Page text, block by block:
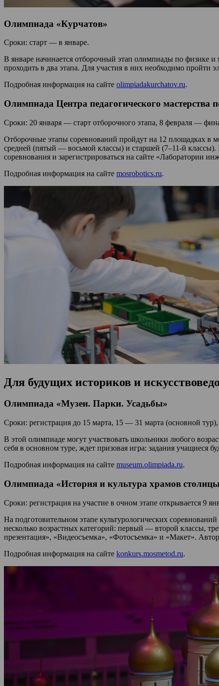
Олимпиада «Курчатов»
Сроки: старт — в январе.
В январе начинается отборочный этап олимпиады по физике
проходить в два этапа. Для участия в них необходимо пройти
Подробная информация на сайте olimpiadakurchatov.ru.
Олимпиада Центра педагогического мастерства
Сроки: 20 января — старт отборочного этапа, 8 февраля —
Отборочные этапы соревнований пройдут на 12 площадках в
средней (пятый — восьмой классы) и старшей (7–11-й
соревнования и зарегистрироваться на сайте «Лаборатории
Подробная информация на сайте mosrobotics.ru.
Для будущих историков и
Олимпиада «Музеи. Парки. Усадьбы»
Сроки: регистрация до 15 марта, 15 — 31 марта (основной
В этой олимпиаде могут участвовать школьники любого
себя в основном туре, ждет призовая игра: задания учащиеся
Подробная информация на сайте museum.olimpiada.ru.
Олимпиада «История и культура храмов
Сроки: регистрация на участие в очном этапе открывается 9
На подготовительном этапе культурологических
несколько возрастных категорий: первый — второй классы,
презентация», «Видеосъемка», «Фотосъемка» и «Макет».
Подробная информация на сайте konkurs.mosmetod.ru.